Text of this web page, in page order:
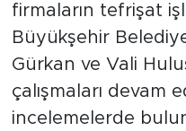
firmaların tefrişat
Büyükşehir
Gürkan ve Vali
çalışmaları devam
incelemelerde
Darende
Doğanşehir
Hekimhan